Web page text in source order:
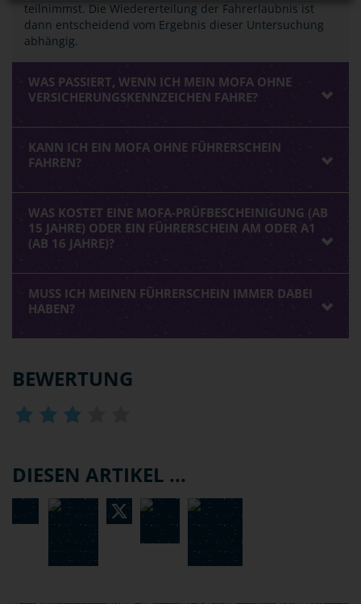
teilnimmst. Die Wiedererteilung der Fahrerlaubnis ist
dann entscheidend vom Ergebnis dieser Untersuchung
abhängig.
WAS PASSIERT, WENN ICH MEIN MOFA OHNE
VERSICHERUNGSKENNZEICHEN FAHRE?
KANN ICH EIN MOFA OHNE FÜHRERSCHEIN
FAHREN?
WAS KOSTET EINE MOFA-PRÜFBESCHEINIGUNG (AB
15 JAHRE) ODER EIN FÜHRERSCHEIN AM ODER A1
(AB 16 JAHRE)?
MUSS ICH MEINEN FÜHRERSCHEIN IMMER DABEI
HABEN?
BEWERTUNG
DIESEN ARTIKEL ...